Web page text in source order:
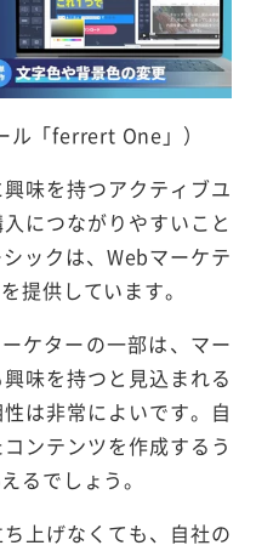
ル「ferrert One」）
味を持つアクティブユ
につながりやすいこと
ックは、Webマーケテ
を提供しています。
ケターの一部は、マー
味を持つと見込まれる
は非常によいです。自
ンテンツを作成するう
るでしょう。
上げなくても、自社の